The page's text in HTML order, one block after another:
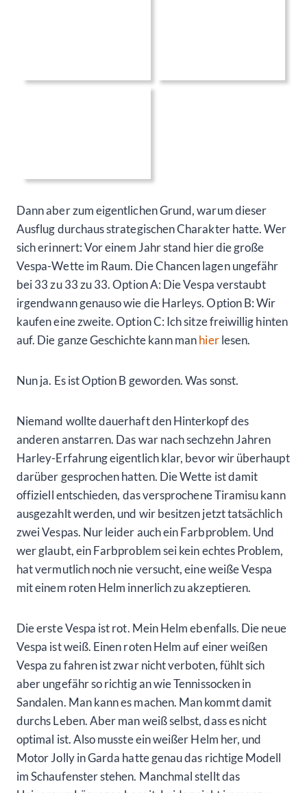
Dann aber zum eigentlichen Grund, warum dieser
Ausflug durchaus strategischen Charakter hatte. Wer
sich erinnert: Vor einem Jahr stand hier die große
Vespa-Wette im Raum. Die Chancen lagen ungefähr
bei 33 zu 33 zu 33. Option A: Die Vespa verstaubt
irgendwann genauso wie die Harleys. Option B: Wir
kaufen eine zweite. Option C: Ich sitze freiwillig hinten
auf. Die ganze Geschichte kann manhierlesen.
Nun ja. Es ist Option B geworden. Was sonst.
Niemand wollte dauerhaft den Hinterkopf des
anderen anstarren. Das war nach sechzehn Jahren
Harley-Erfahrung eigentlich klar, bevor wir überhaupt
darüber gesprochen hatten. Die Wette ist damit
offiziell entschieden, das versprochene Tiramisu kann
ausgezahlt werden, und wir besitzen jetzt tatsächlich
zwei Vespas. Nur leider auch ein Farbproblem. Und
wer glaubt, ein Farbproblem sei kein echtes Problem,
hat vermutlich noch nie versucht, eine weiße Vespa
mit einem roten Helm innerlich zu akzeptieren.
Die erste Vespa ist rot. Mein Helm ebenfalls. Die neue
Vespa ist weiß. Einen roten Helm auf einer weißen
Vespa zu fahren ist zwar nicht verboten, fühlt sich
aber ungefähr so richtig an wie Tennissocken in
Sandalen. Man kann es machen. Man kommt damit
durchs Leben. Aber man weiß selbst, dass es nicht
optimal ist. Also musste ein weißer Helm her, und
Motor Jolly in Garda hatte genau das richtige Modell
im Schaufenster stehen. Manchmal stellt das